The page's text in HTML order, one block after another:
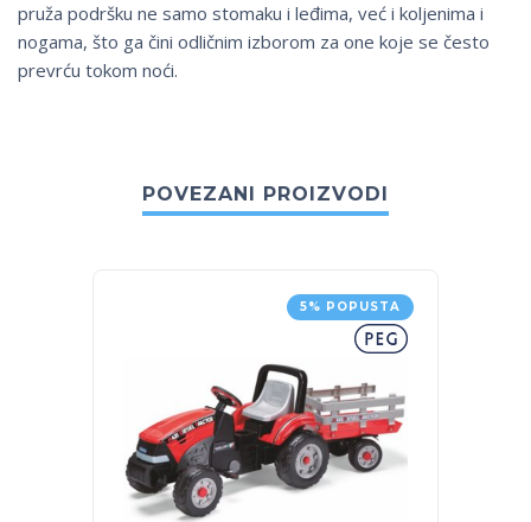
pruža podršku ne samo stomaku i leđima, već i koljenima i
nogama, što ga čini odličnim izborom za one koje se često
prevrću tokom noći.
POVEZANI PROIZVODI
5% POPUSTA